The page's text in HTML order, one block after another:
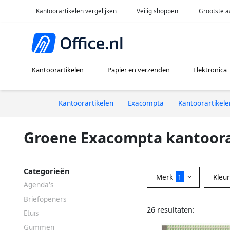
Kantoorartikelen vergelijken Veilig shoppen Grootste
Kantoorartikelen Papier en verzenden Elektronica
Kantoorartikelen Exacompta
Groene Exacompta
Categorieën
Agenda's
Briefopeners
Etuis
Gummen
Merk 1
26 resultaten: